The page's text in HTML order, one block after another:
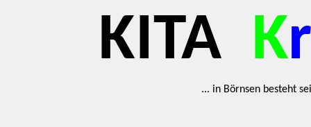
KITA Kr
... in Börnsen besteht